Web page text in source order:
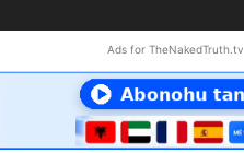
Ads for TheNakedTruth.tv